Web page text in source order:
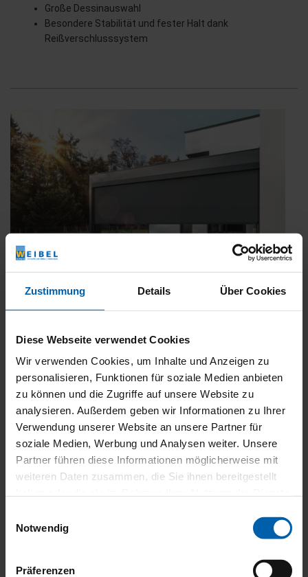
Zustimmung Details Über Cookies
Diese Webseite verwendet Cookies
Wir verwenden Cookies, um Inhalte und Anzeigen zu
personalisieren, Funktionen für soziale Medien anbieten
zu können und die Zugriffe auf unsere Website zu
analysieren. Außerdem geben wir Informationen zu Ihrer
Verwendung unserer Website an unsere Partner für
soziale Medien, Werbung und Analysen weiter. Unsere
Partner führen diese Informationen möglicherweise mit
weiteren Daten zusammen, die Sie ihnen bereitgestellt
Notwendig
Präferenzen
Große Dessinauswahl
Besondere Stabilität und fester Halt dank
Reißverschlusssystem
GranTex mit easyZIP-Führung
Senkrechte Verschattung bei Perea P60 und P70
Gleichmäßige Behangoptik für Anlagen mit großer Breite
und filigranem Kasten
Mehr Stabilität durch Tuchwellenabstützung bei Anlagen
bis 6 m Breite